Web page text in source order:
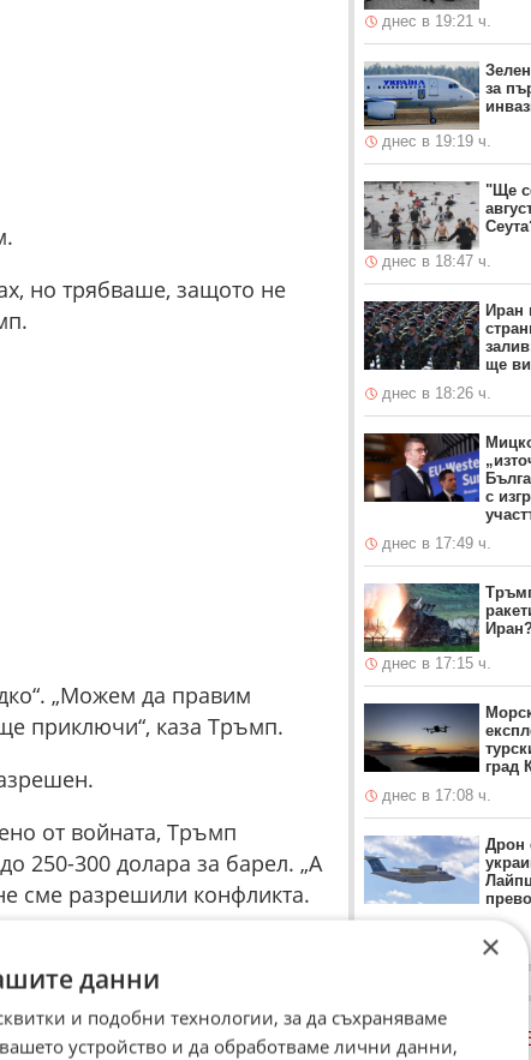
но трябваше, защото не
„Можем да правим
приключи“, каза Тръмп.
от войната, Тръмп
250-300 долара за барел. „А
сме разрешили конфликта.
Иран ще приключи бързо.
Техеран вече няма
днес в 19:21 ч.
за
днес в 19:19 ч.
"Ще
днес в 18:47 ч.
Иран
ще
днес в 18:26 ч.
с
днес в 17:49 ч.
днес в 17:15 ч.
град
днес в 17:08 ч.
Дрон
ЛОВЦИ НА
×
данни
и подобни технологии, за да съхраняваме
устройство и да обработваме лични данни,